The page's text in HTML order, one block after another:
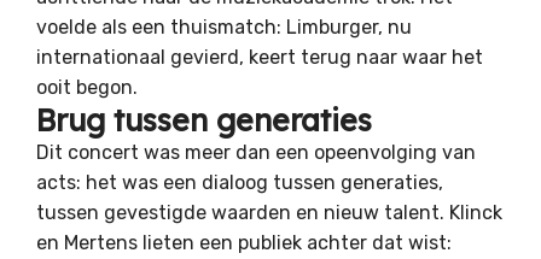
voelde als een thuismatch: Limburger, nu
internationaal gevierd, keert terug naar waar het
ooit begon.
Brug tussen generaties
Dit concert was meer dan een opeenvolging van
acts: het was een dialoog tussen generaties,
tussen gevestigde waarden en nieuw talent. Klinck
en Mertens lieten een publiek achter dat wist: